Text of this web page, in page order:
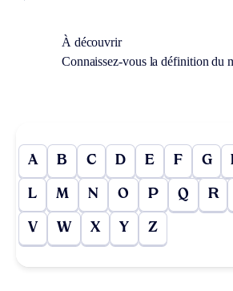
À découvrir
Connaissez-vous la définition du
A B C D E F G
L M N O P Q R
V W X Y Z